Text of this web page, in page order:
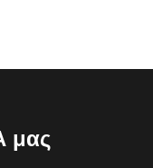
μας